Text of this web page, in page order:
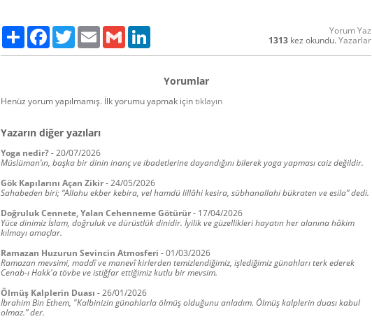
Paylaş FacebookTwitter Email Gmail
Yorum Yaz
1313 kez okundu.Yazarlar
Yorumlar
Henüz yorum yapılmamış. İlk yorumu yapmak içintıklayın
Yazarın diğer yazıları
Yoga nedir?-20/07/2026
Müslüman’ın, başka bir dinin inanç ve ibadetlerine dayandığını bilerek yoga yapması caiz değildir.
Gök Kapılarını Açan Zikir-24/05/2026
Sahabeden biri; “Allahu ekber kebira, vel hamdü lillâhi kesira, sübhanallahi bükraten ve esila” dedi.
Doğruluk Cennete, Yalan Cehenneme Götürür- 17/04/2026
Yüce dinimiz İslam, doğruluk ve dürüstlük dinidir. İyilik ve güzellikleri hayatın her alanına hâkim
kılmayı amaçlar.
Ramazan Huzurun Sevincin Atmosferi -01/03/2026
Ramazan mevsimi, maddî ve manevî kirlerden temizlendiğimiz, işlediğimiz günahları terk ederek
Cenab-ı Hakk'a tövbe ve istiğfar ettiğimiz kutlu bir mevsim.
Ölmüş Kalplerin Duası -26/01/2026
İbrahim Bin Ethem, "Kalbinizin günahlarla ölmüş olduğunu anladım. Ölmüş kalplerin duası kabul
olmaz.” der.